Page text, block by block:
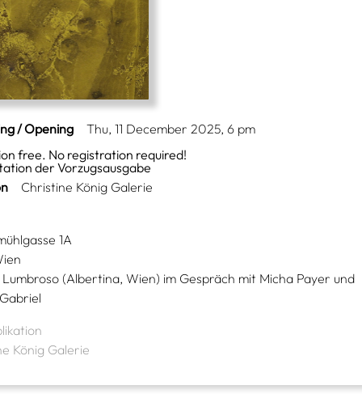
/ Opening
Thu, 11 December 2025, 6 pm
free. No registration required!
der Vorzugsausgabe
Christine König Galerie
1A
Lumbroso (Albertina, Wien) im Gespräch mit Micha Payer und
König Galerie